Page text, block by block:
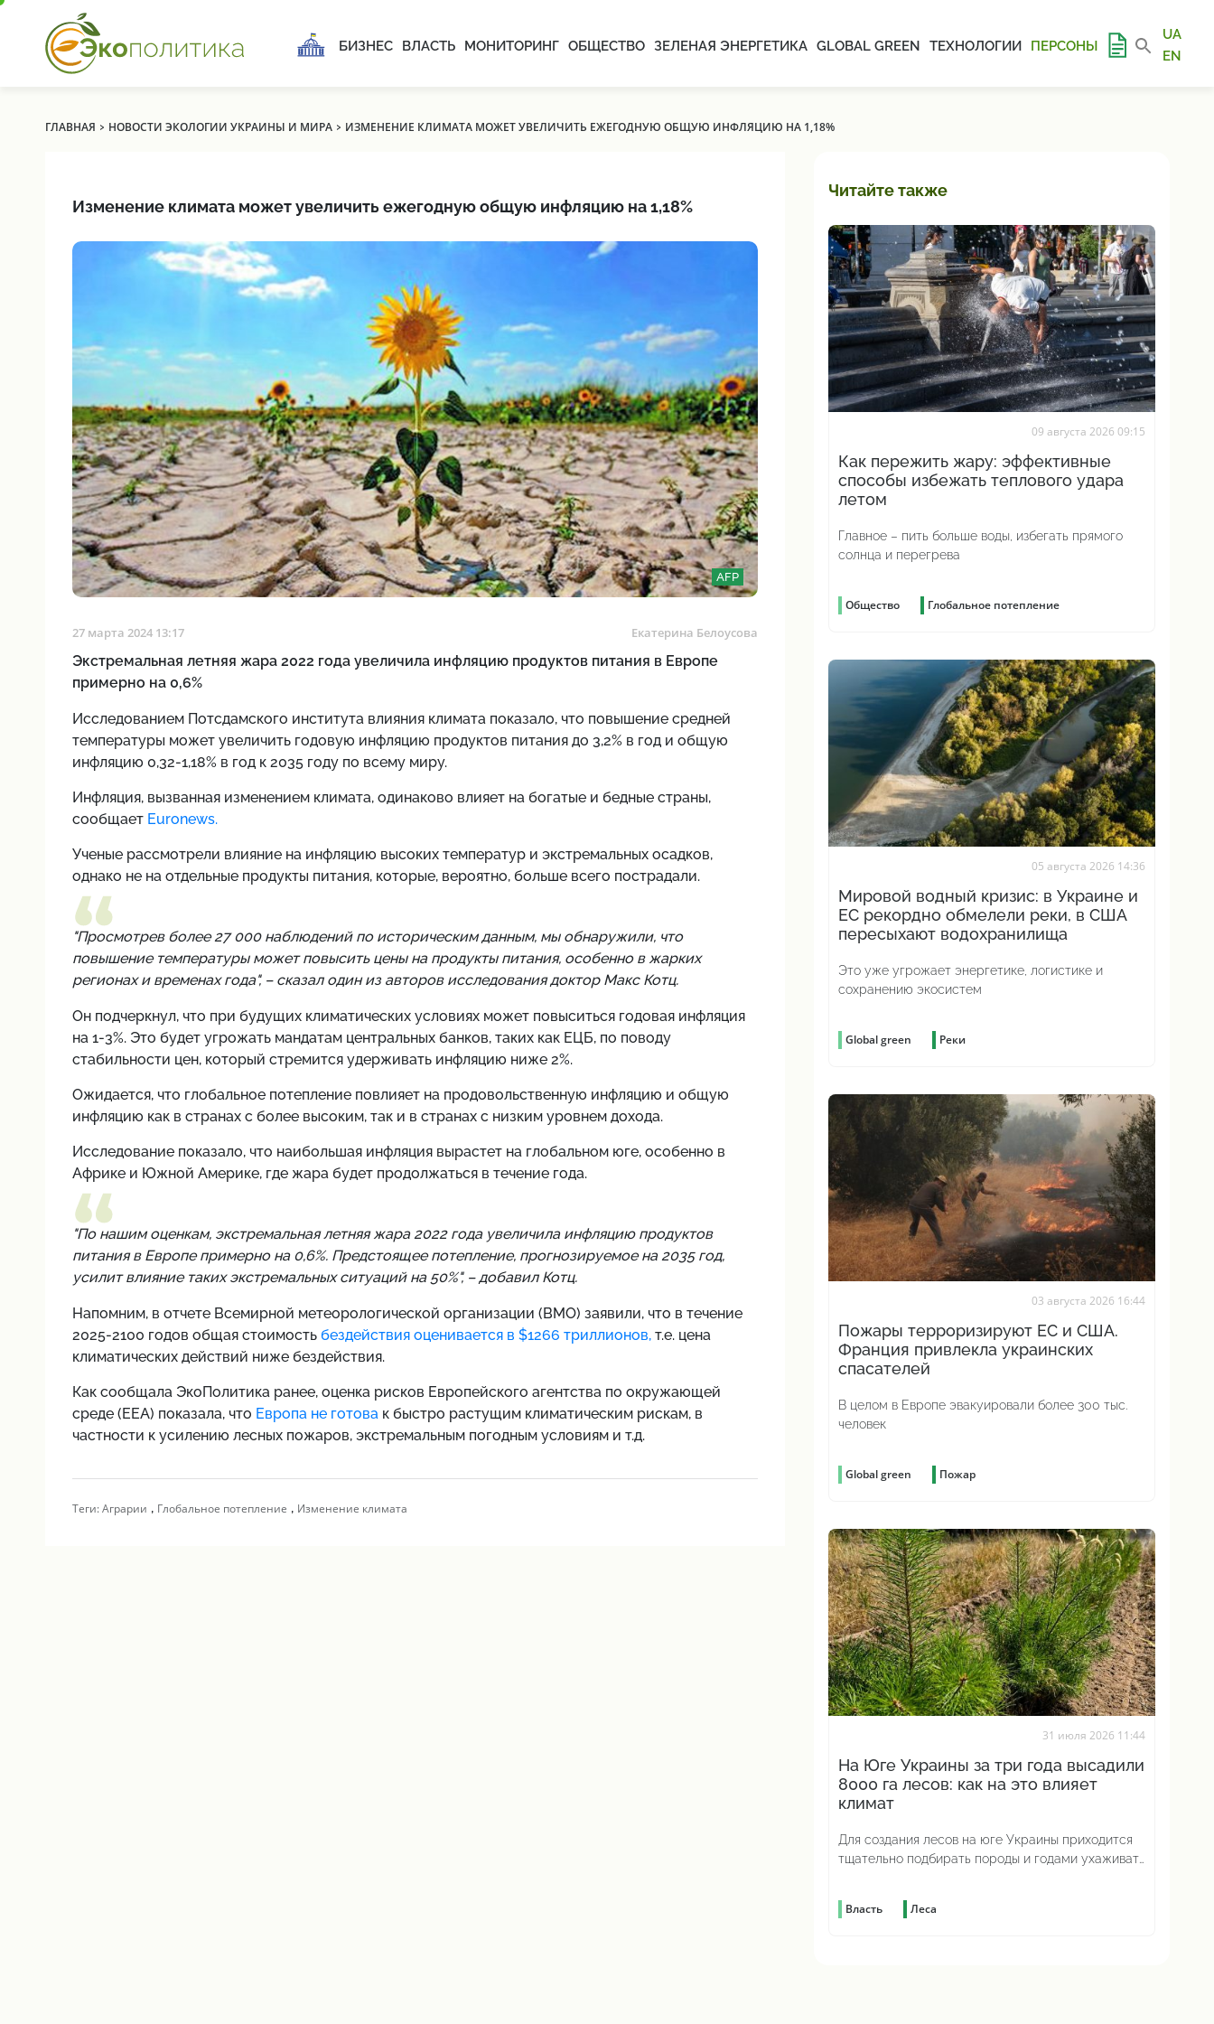
БИЗНЕС ВЛАСТЬ МОНИТОРИНГ ОБЩЕСТВО ЗЕЛЕНАЯ ЭНЕРГЕТИКА GLOBAL GREEN ТЕХНОЛОГИИ ПЕРСОНЫ
UA
EN
ГЛАВНАЯ › НОВОСТИ ЭКОЛОГИИ УКРАИНЫ И МИРА› ИЗМЕНЕНИЕ КЛИМАТА МОЖЕТ УВЕЛИЧИТЬ ЕЖЕГОДНУЮ ОБЩУЮ ИНФЛЯЦИЮ НА 1,18%
Изменение климата может увеличить ежегодную общую инфляцию на 1,18%
AFP
27 марта 2024 13:17 Екатерина Белоусова
Экстремальная летняя жара 2022 года увеличила инфляцию продуктов питания в Европе
примерно на 0,6%
Исследованием Потсдамского института влияния климата показало, что повышение средней
температуры может увеличить годовую инфляцию продуктов питания до 3,2% в год и общую
инфляцию 0,32-1,18% в год к 2035 году по всему миру.
Инфляция, вызванная изменением климата, одинаково влияет на богатые и бедные страны,
сообщает Euronews.
Ученые рассмотрели влияние на инфляцию высоких температур и экстремальных осадков,
однако не на отдельные продукты питания, которые, вероятно, больше всего пострадали.
"Просмотрев более 27 000 наблюдений по историческим данным, мы обнаружили, что
повышение температуры может повысить цены на продукты питания, особенно в жарких
регионах и временах года", – сказал один из авторов исследования доктор Макс Котц.
Он подчеркнул, что при будущих климатических условиях может повыситься годовая инфляция
на 1-3%. Это будет угрожать мандатам центральных банков, таких как ЕЦБ, по поводу
стабильности цен, который стремится удерживать инфляцию ниже 2%.
Ожидается, что глобальное потепление повлияет на продовольственную инфляцию и общую
инфляцию как в странах с более высоким, так и в странах с низким уровнем дохода.
Исследование показало, что наибольшая инфляция вырастет на глобальном юге, особенно в
Африке и Южной Америке, где жара будет продолжаться в течение года.
"По нашим оценкам, экстремальная летняя жара 2022 года увеличила инфляцию продуктов
питания в Европе примерно на 0,6%. Предстоящее потепление, прогнозируемое на 2035 год,
усилит влияние таких экстремальных ситуаций на 50%", – добавил Котц.
Напомним, в отчете Всемирной метеорологической организации (ВМО) заявили, что в течение
2025-2100 годов общая стоимость бездействия оценивается в $1266 триллионов, т.е. цена
климатических действий ниже бездействия.
Как сообщала ЭкоПолитика ранее, оценка рисков Европейского агентства по окружающей
среде (EEA) показала, что Европа не готовак быстро растущим климатическим рискам, в
частности к усилению лесных пожаров, экстремальным погодным условиям и т.д.
Теги:Аграрии , Глобальное потепление , Изменение климата
Читайте также
09 августа 2026 09:15
Как пережить жару: эффективные
способы избежать теплового удара
летом
Главное – пить больше воды, избегать прямого
солнца и перегрева
Общество Глобальное потепление
05 августа 2026 14:36
Мировой водный кризис: в Украине и
ЕС рекордно обмелели реки, в США
пересыхают водохранилища
Это уже угрожает энергетике, логистике и
сохранению экосистем
Global green Реки
03 августа 2026 16:44
Пожары терроризируют ЕС и США.
Франция привлекла украинских
спасателей
В целом в Европе эвакуировали более 300 тыс.
человек
Global green Пожар
31 июля 2026 11:44
На Юге Украины за три года высадили
8000 га лесов: как на это влияет
климат
Для создания лесов на юге Украины приходится
тщательно подбирать породы и годами ухаживать
Власть Леса